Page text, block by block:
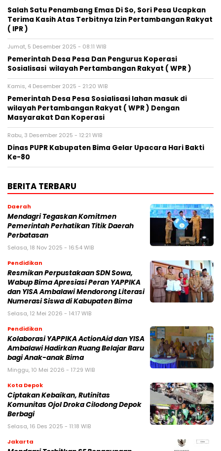
Salah Satu Penambang Emas Di So, Sori Pesa Ucapkan
Terima Kasih Atas Terbitnya Izin Pertambangan Rakyat
( IPR )
Jumat, 5 Desember 2025 - 08:11 WIB
Pemerintah Desa Pesa Dan Pengurus Koperasi
Sosialisasi wilayah Pertambangan Rakyat ( WPR )
Kamis, 4 Desember 2025 - 21:20 WIB
Pemerintah Desa Pesa Sosialisasi lahan masuk di
wilayah Pertambangan Rakyat ( WPR ) Dengan
Masyarakat Dan Koperasi
Rabu, 3 Desember 2025 - 12:21 WIB
Dinas PUPR Kabupaten Bima Gelar Upacara Hari Bakti
Ke-80
BERITA TERBARU
Daerah
Mendagri Tegaskan Komitmen
Pemerintah Perhatikan Titik Daerah
Perbatasan
Selasa, 18 Nov 2025 - 16:54 WIB
Pendidikan
Resmikan Perpustakaan SDN Sowa,
Wabup Bima Apresiasi Peran YAPPIKA
dan YISA Ambalawi Mendorong Literasi
Numerasi Siswa di Kabupaten Bima
Selasa, 12 Mei 2026 - 14:17 WIB
Pendidikan
Kolaborasi YAPPIKA ActionAid dan YISA
Ambalawi Hadirkan Ruang Belajar Baru
bagi Anak-anak Bima
Minggu, 10 Mei 2026 - 17:29 WIB
Kota Depok
Ciptakan Kebaikan, Rutinitas
Komunitas Ojol Droka Cilodong Depok
Berbagi
Selasa, 16 Des 2025 - 11:18 WIB
Jakarta